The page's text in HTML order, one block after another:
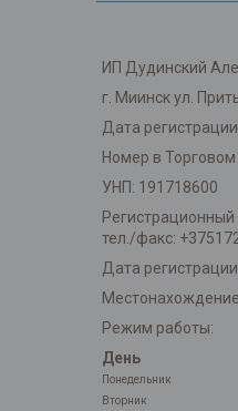
ИП Дудинский
г. Миинск ул.
Дата
Номер в
УНП: 191718600
тел./факс:
Дата
Режим работы:
День
Понедельник
Вторник